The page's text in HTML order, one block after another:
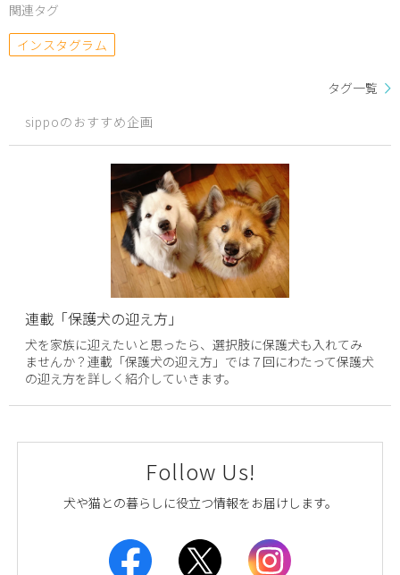
関連タグ
インスタグラム
タグ一覧
sippoのおすすめ企画
連載「保護犬の迎え方」
犬を家族に迎えたいと思ったら、選択肢に保護犬も入れてみ
ませんか？連載「保護犬の迎え方」では７回にわたって保護犬
の迎え方を詳しく紹介していきます。
Follow Us!
犬や猫との暮らしに役立つ情報をお届けします。